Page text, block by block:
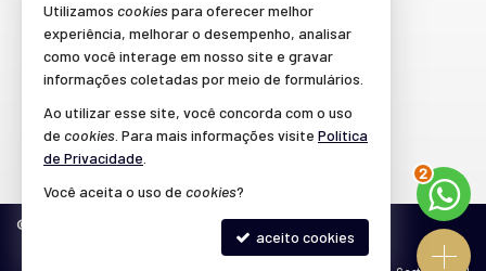
VEJA MAIS
cadastre seu imóvel
imóveis favoritos
© Política de Privacidade
3
Utilizamos cookiespara oferecer melhor
experiência, melhorar o desempenho, analisar
como você interage em nosso site e gravar
informações coletadas por meio de formulários.
Ao utilizar esse site, você concorda com o uso
de cookies . Para mais informações visite Política
de Privacidade
Você aceita o uso de cookies?
aceito cookies